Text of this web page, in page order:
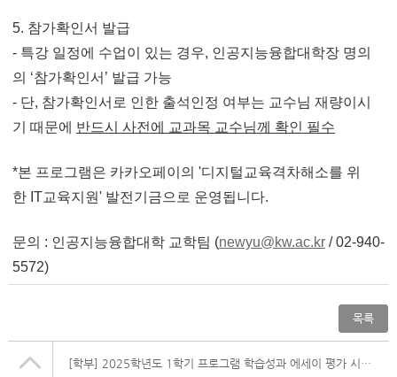
5. 참가확인서 발급
- 특강 일정에 수업이 있는 경우, 인공지능융합대학장 명의
의 ‘참가확인서 ’ 발급 가능
- 단, 참가확인서로 인한 출석인정 여부는 교수님 재량이시
기 때문에 반드시 사전에 교과목 교수님께 확인 필수
*본 프로그램은 카카오페이의 '디지털교육격차해소를 위
한 IT교육지원' 발전기금으로 운영됩니다.
문의 : 인공지능융합대학 교학팀 (newyu@kw.ac.kr / 02-940-
5572)
목록
[학부] 2025학년도 1학기 프로그램 학습성과 에세이 평가 시행 안내(~5/16)